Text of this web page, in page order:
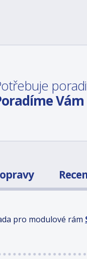
Vám
pro modulové rám